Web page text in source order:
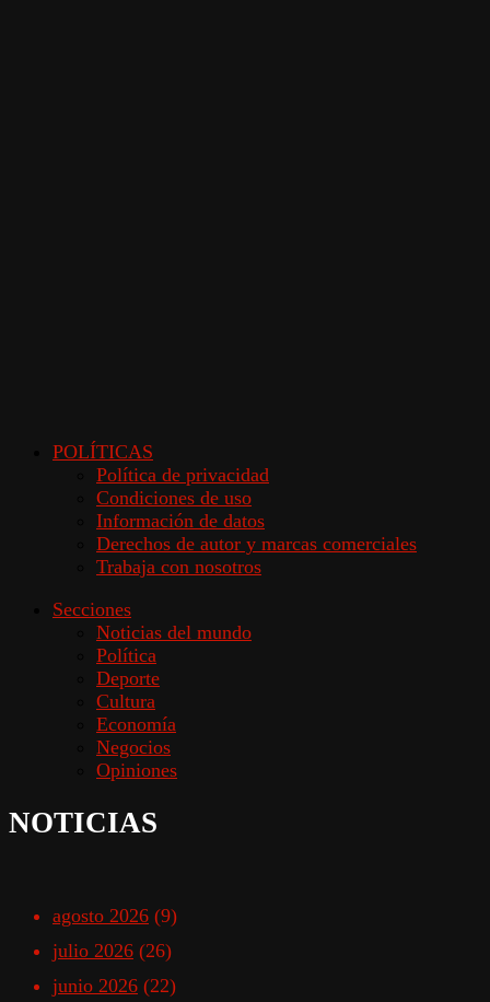
POLÍTICAS
Política de privacidad
Condiciones de uso
Información de datos
Derechos de autor y marcas comerciales
Trabaja con nosotros
Secciones
Noticias del mundo
Política
Deporte
Cultura
Economía
Negocios
Opiniones
NOTICIAS
agosto 2026 (9)
julio 2026 (26)
junio 2026 (22)